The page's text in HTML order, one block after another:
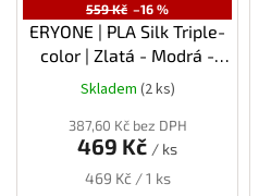
559 Kč –16 %
ERYONE | PLA Silk Triple-
color | Zlatá - Modrá -
Fialová | 1.75mm | 1kg
Skladem (2 ks)
387,60 Kč bez DPH
469 Kč / ks
Měrná
469 Kč / 1 ks